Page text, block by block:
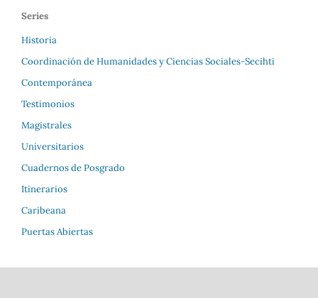
Series
Historia
Coordinación de Humanidades y Ciencias Sociales-Secihti
Contemporánea
Testimonios
Magistrales
Universitarios
Cuadernos de Posgrado
Itinerarios
Caribeana
Puertas Abiertas